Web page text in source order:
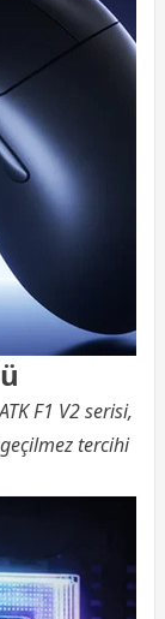
F1 V2 serisi,
tercihi